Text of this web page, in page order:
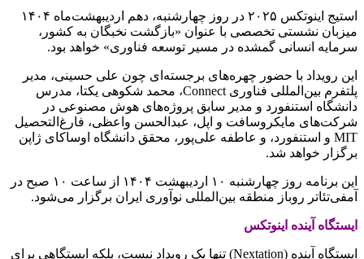
استیج اینوتکس ۲۰۲۵ در روز چهارشنبه، دهم اردیبهشت‌ماه ۱۴۰۴
میزبان نشستی تخصصی با عنوان «بازگشت نخبگان به کشور،
سرمایه انسانی گمشده در مسیر توسعه فناوری» خواهد بود.
این رویداد با حضور چهره‌های برجسته‌ای چون علی حسینی، مدیر
پلتفرم بین‌المللی فناوری Connect، محمد شکوهی یکتا، مدرس
دانشگاه استنفورد و مدیر سابق پروژه‌های هوش مصنوعی در
شرکت‌های مایکروسافت و اپل، عبدالحسن واعظی، فارغ‌التحصیل
MIT و استنفورد، و عاطفه علی‌پور، محقق دانشگاه اوساکای ژاپن
برگزار خواهد شد.
این برنامه روز چهارشنبه ۱۰ اردیبهشت ۱۴۰۴ از ساعت ۱۰ صبح در
آمفی‌تئاتر روباز منطقه بین‌المللی نوآوری ایران برگزار می‌شود.
ایستگاه آینده اینوتکس
ایستگاه آینده (Nextation) تنها یک رویداد نیست، بلکه ایستگاهی برای